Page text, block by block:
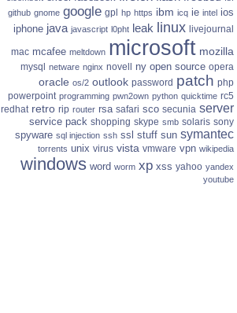
github gnome google gpl hp https ibm icq ie intel ios
iphone java javascript l0pht leak linux livejournal
mac mcafee meltdown microsoft mozilla
mysql netware nginx novell ny open source opera
oracle os/2 outlook password patch php
powerpoint programming pwn2own python quicktime rc5
redhat retro rip router rsa safari sco secunia server
service pack shopping skype smb solaris sony
spyware sql injection ssh ssl stuff sun symantec
torrents unix virus vista vmware vpn wikipedia
windows word worm xp xss yahoo yandex
youtube